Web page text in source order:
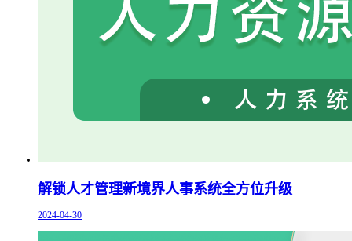
解锁人才管理新境界人事系统全方位升级
2024-04-30